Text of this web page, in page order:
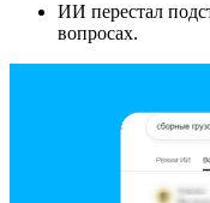
ИИ перестал
вопросах.